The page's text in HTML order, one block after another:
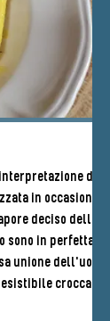
di
in occasione
deciso della
sono in perfetta
unione dell'uovo